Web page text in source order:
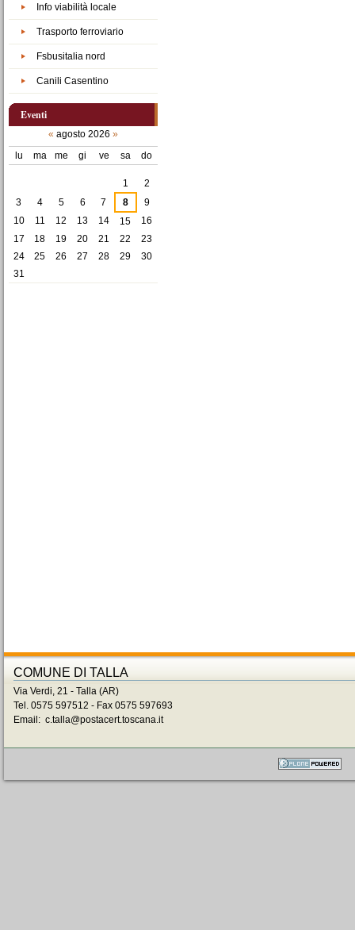
Info viabilità locale
Trasporto ferroviario
Fsbusitalia nord
Canili Casentino
Eventi
« agosto 2026 »
lu ma me gi ve sa do
1
2
3
4 5 6 7 8
9
10
11 12 13 14 15
16
17
18 19 20 21 22
23
24
25 26 27 28 29
30
31
COMUNE DI TALLA
Via Verdi, 21 - Talla (AR)
Tel. 0575 597512 - Fax 0575 597693
Email: c.talla@postacert.toscana.it